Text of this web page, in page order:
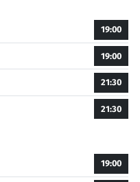
19:00
19:00
21:30
21:30
19:00